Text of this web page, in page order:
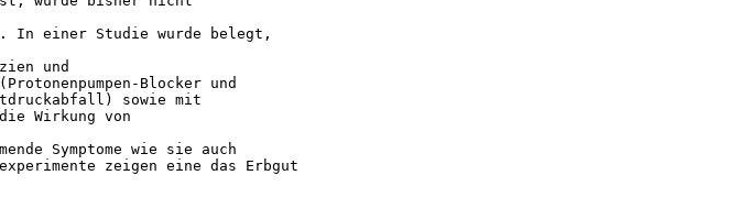
In einer Studie wurde belegt,
und
Blocker und
sowie mit
Wirkung von
Symptome wie sie auch
zeigen eine das Erbgut